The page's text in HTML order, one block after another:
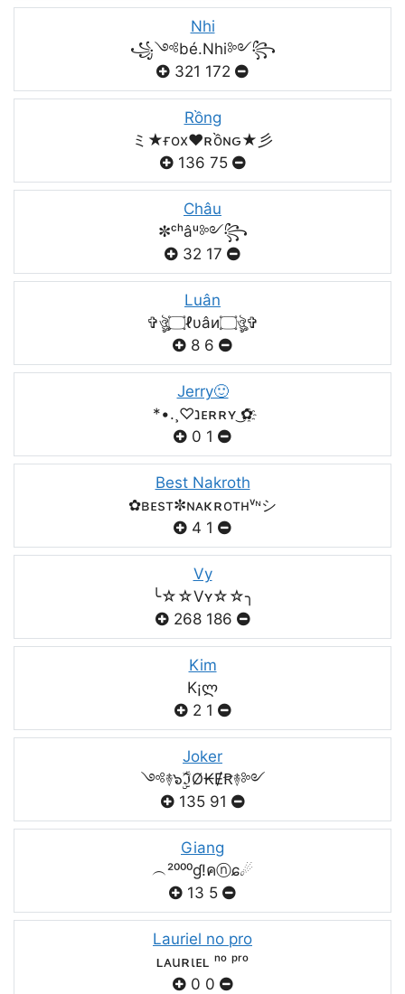
Nhi
꧁༺bé.Nhi༻꧂
321 172
Rồng
ミ★ғox♥️ʀồɴԍ★彡
136 75
Châu
✼ᶜʰâᵘ༻꧂
32 17
Luân
✞ঔৣ۝ℓυâи۝ঔৣ✞
8 6
Jerry🙂
*•.¸♡נᴇʀʀʏ ͜✿҈
0 1
Best Nakroth
✿ʙᴇsт✼ɴᴀκʀoтнᵛᶰシ
4 1
Vy
╰☆☆Vʏ☆☆╮
268 186
Kim
K¡ლ
2 1
Joker
༺࿈๖ۣۣۜℑØ₭ɆꞦ࿈༻
135 91
Giang
︵²⁰⁰⁰ɠ!คⓝɕ☄
13 5
Lauriel no pro
ʟᴀuʀιᴇʟ ⁿᵒ ᵖʳᵒ
0 0